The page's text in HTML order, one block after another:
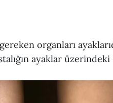
organları
ayaklar